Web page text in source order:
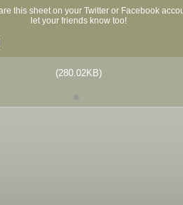
this sheet on your Twitter or Facebook
let your friends know too!
(280.02KB)